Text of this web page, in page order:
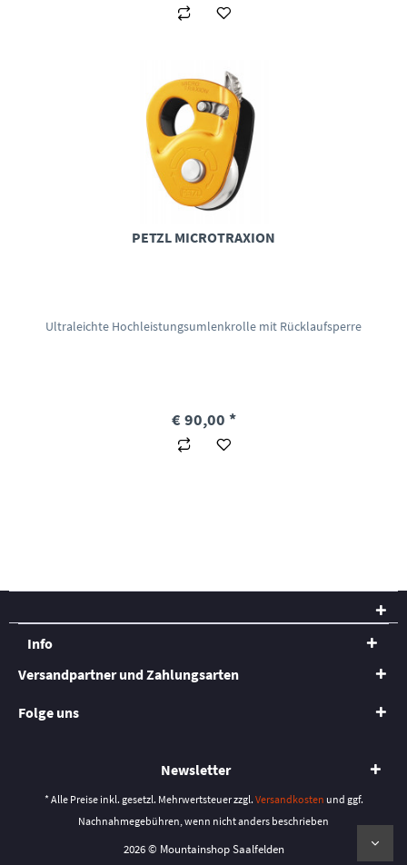
PETZL MICROTRAXION
Ultraleichte Hochleistungsumlenkrolle mit Rücklaufsperre
€ 90,00 *
Info
Versandpartner und Zahlungsarten
Folge uns
Newsletter
* Alle Preise inkl. gesetzl. Mehrwertsteuer zzgl. Versandkosten und ggf.
Nachnahmegebühren, wenn nicht anders beschrieben
2026 © Mountainshop Saalfelden